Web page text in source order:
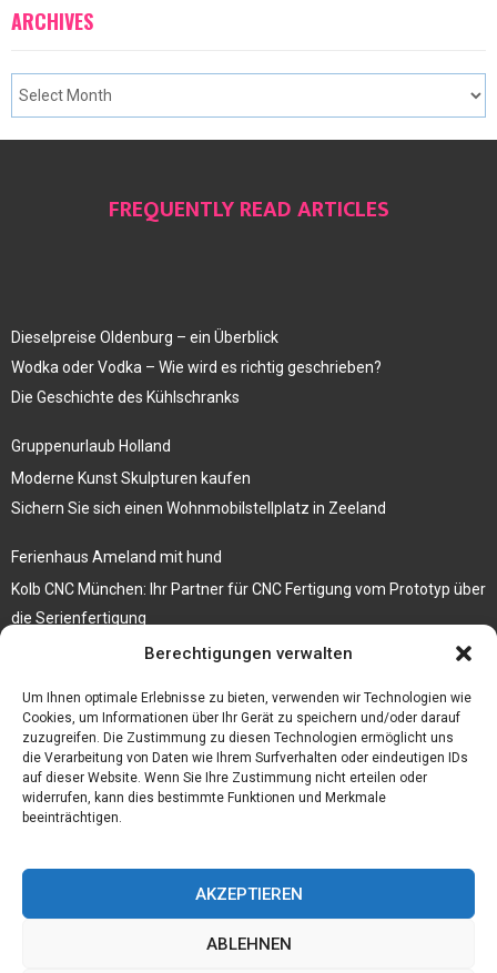
Berechtigungen verwalten
Um Ihnen optimale Erlebnisse zu bieten, verwenden wir Technologien wie
Cookies, um Informationen über Ihr Gerät zu speichern und/oder darauf
zuzugreifen. Die Zustimmung zu diesen Technologien ermöglicht uns
die Verarbeitung von Daten wie Ihrem Surfverhalten oder eindeutigen IDs
auf dieser Website. Wenn Sie Ihre Zustimmung nicht erteilen oder
widerrufen, kann dies bestimmte Funktionen und Merkmale
beeinträchtigen.
AKZEPTIEREN
ABLEHNEN
ARCHIVES
FREQUENTLY READ ARTICLES
Dieselpreise Oldenburg – ein Überblick
Wodka oder Vodka – Wie wird es richtig geschrieben?
Die Geschichte des Kühlschranks
Gruppenurlaub Holland
Moderne Kunst Skulpturen kaufen
Sichern Sie sich einen Wohnmobilstellplatz in Zeeland
Ferienhaus Ameland mit hund
Kolb CNC München: Ihr Partner für CNC Fertigung vom Prototyp über
die Serienfertigung
Der beste höhenverstellbare Schreibtisch
Branchenbuch Krefeld